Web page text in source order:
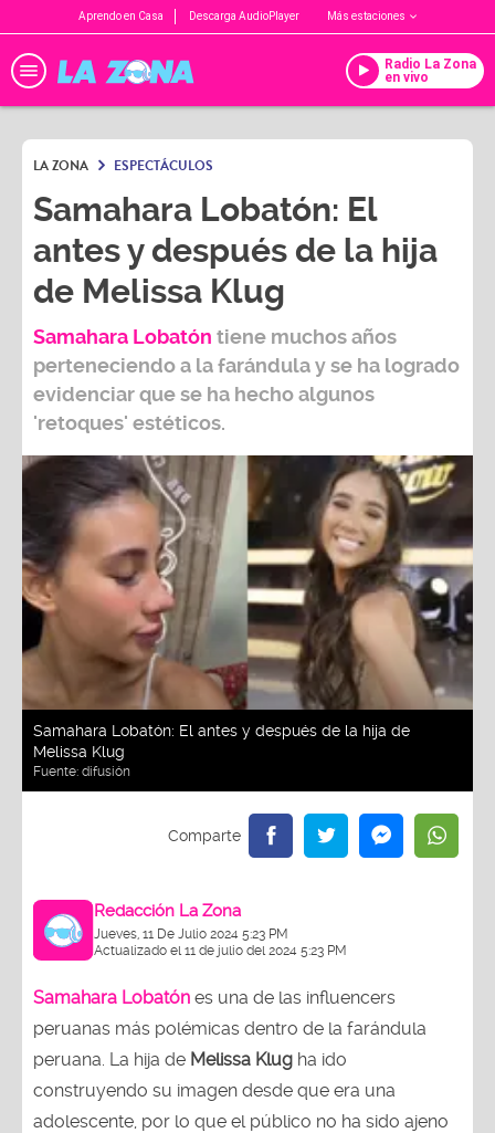
Aprendo en Casa Descarga AudioPlayer Más estaciones
Radio La Zona
en vivo
LA ZONA ESPECTÁCULOS
Samahara Lobatón: El
antes y después de la hija
de Melissa Klug
Samahara Lobatón tiene muchos años
perteneciendo a la farándula y se ha logrado
evidenciar que se ha hecho algunos
'retoques' estéticos.
Samahara Lobatón: El antes y después de la hija de
Melissa Klug
Fuente: difusión
Redacción La Zona
Jueves, 11 De Julio 2024 5:23 PM
Actualizado el 11 de julio del 2024 5:23 PM
Samahara Lobatón es una de las influencers
peruanas más polémicas dentro de la farándula
peruana. La hija de Melissa Klug ha ido
construyendo su imagen desde que era una
adolescente, por lo que el público no ha sido ajeno